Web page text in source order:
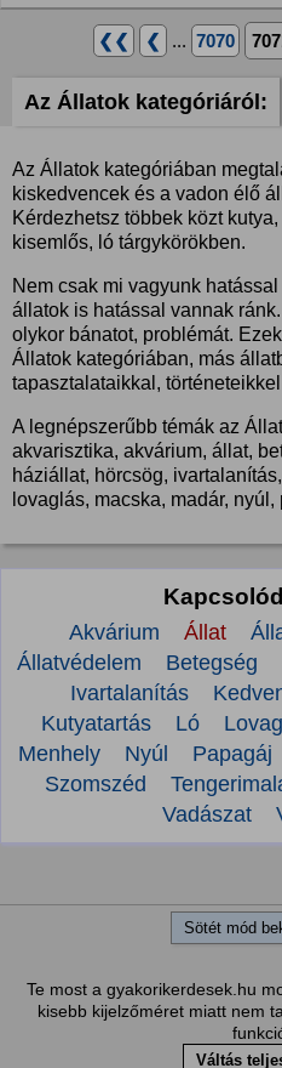
❮❮ ❮ ... 7070
Az Állatok kategóriáról:
Az Állatok kategóriában
kiskedvencek és a vadon élő
Kérdezhetsz többek közt
kisemlős, ló tárgykörökben.
Nem csak mi vagyunk
állatok is hatással vannak
olykor bánatot, problémát.
Állatok kategóriában, más
tapasztalataikkal,
A legnépszerűbb témák az
akvarisztika, akvárium, állat,
háziállat, hörcsög,
lovaglás, macska, madár,
Akvárium Állat
Állatvédelem
Betegség
Ivartalanítás
Kutyatartás
Ló
Menhely
Nyúl Papagáj
Szomszéd
Vadászat
Sötét mód
Te most a gyakorikerdesek.hu
kisebb kijelzőméret miatt nem
Váltás